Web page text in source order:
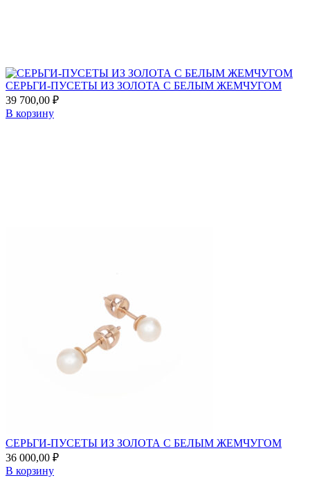
СЕРЬГИ-ПУСЕТЫ ИЗ ЗОЛОТА С БЕЛЫМ ЖЕМЧУГОМ
39 700,00 ₽
В корзину
СЕРЬГИ-ПУСЕТЫ ИЗ ЗОЛОТА С БЕЛЫМ ЖЕМЧУГОМ
36 000,00 ₽
В корзину